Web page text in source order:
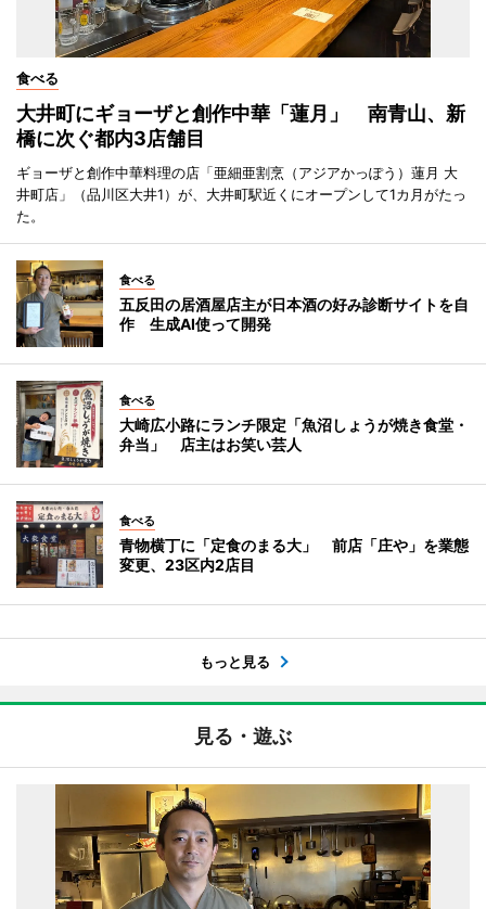
食べる
大井町にギョーザと創作中華「蓮月」 南青山、新
橋に次ぐ都内3店舗目
ギョーザと創作中華料理の店「亜細亜割烹（アジアかっぽう）蓮月 大
井町店」（品川区大井1）が、大井町駅近くにオープンして1カ月がたっ
た。
食べる
五反田の居酒屋店主が日本酒の好み診断サイトを自
作 生成AI使って開発
食べる
大崎広小路にランチ限定「魚沼しょうが焼き食堂・
弁当」 店主はお笑い芸人
食べる
青物横丁に「定食のまる大」 前店「庄や」を業態
変更、23区内2店目
もっと見る
見る・遊ぶ